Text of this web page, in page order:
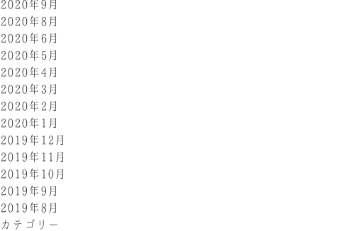
2020年9月
2020年8月
2020年6月
2020年5月
2020年4月
2020年3月
2020年2月
2020年1月
2019年12月
2019年11月
2019年10月
2019年9月
2019年8月
カテゴリー